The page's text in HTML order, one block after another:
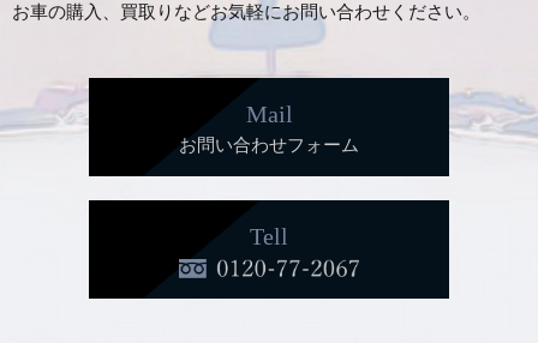
お車の購入、買取りなどお気軽にお問い合わせください。
Mail
お問い合わせフォーム
Tell